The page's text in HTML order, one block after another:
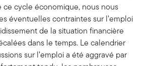
ce cycle économique, nous nous
éventuelles contraintes sur l’emploi
de la situation financière
dans le temps. Le calendrier
sur l’emploi a été aggravé par